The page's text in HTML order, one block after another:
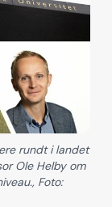
rundt i landet
Ole Helby om
Foto: